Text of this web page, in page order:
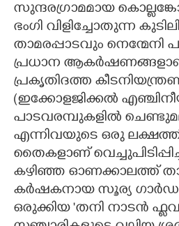
സുന്ദരഗ്രാമമായ
ഭംഗി വിളിച്ചോതുന്ന
താമരപ്പാടവും നെന്മേനി
പ്രധാന
പ്രകൃതിദത്ത
(ഇക്കോളജിക്കൽ
പാടവരമ്പുകളിൽ
എന്നിവയുടെ ഒരു
തൈകളാണ്
കഴിഞ്ഞ ഓണക്കാലത്ത്
കർഷകനായ സൂര്യ
ഒരുക്കിയ 'തനി നാടൻ